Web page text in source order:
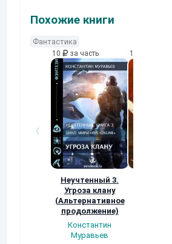
Похожие книги
Фантастика
10 за часть
Неучтенный 3.
Угроза клану
(Альтернативное
продолжение)
Константин
Муравьев
10